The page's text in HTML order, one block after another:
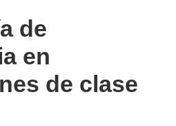
de
en
de clase